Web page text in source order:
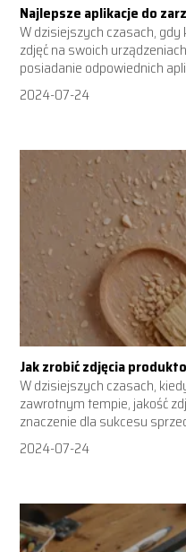
Najlepsze aplikacje do
W dzisiejszych czasach,
zdjęć na swoich
posiadanie odpowiednich
2024-07-24
Jak zrobić zdjęcia
W dzisiejszych czasach,
zawrotnym tempie, jakość
znaczenie dla sukcesu
2024-07-24